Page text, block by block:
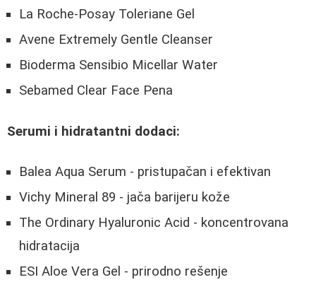
La Roche-Posay Toleriane Gel
Avene Extremely Gentle Cleanser
Bioderma Sensibio Micellar Water
Sebamed Clear Face Pena
Serumi i hidratantni dodaci:
Balea Aqua Serum - pristupačan i efektivan
Vichy Mineral 89 - jača barijeru kože
The Ordinary Hyaluronic Acid - koncentrovana
hidratacija
ESI Aloe Vera Gel - prirodno rešenje